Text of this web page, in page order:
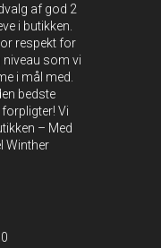
af god 2
i butikken.
respekt for
niveau som vi
i mål med.
bedste
Vi
– Med
Winther